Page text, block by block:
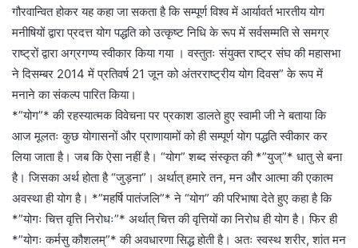
गौरवान्वित होकर यह कहा जा सकता है कि सम्पूर्ण विश्व में आर्यावर्त भारतीय योग
मनीषियों द्वारा प्रदत्त योग पद्धति को उत्कृष्ट निधि के रूप में सर्वसम्मति से समग्र
राष्ट्रों द्वारा अग्रगण्य स्वीकार किया गया । वस्तुतः संयुक्त राष्ट्र संघ की महासभा
ने दिसम्बर 2014 में प्रतिवर्ष 21 जून को अंतरराष्ट्रीय योग दिवस” के रूप में
मनाने का संकल्प पारित किया।
*”योग”* की रहस्यात्मक विवेचना पर प्रकाश डालते हुए स्वामी जी ने बताया कि
आज मूलतः कुछ योगासनों और प्राणायामों को ही सम्पूर्ण योग पद्धति स्वीकार कर
लिया जाता है। जब कि ऐसा नहीं है। “योग” शब्द संस्कृत की *”युज्”* धातु से बना
है। जिसका अर्थ होता है “जुड़ना”। अर्थात् हमारे तन, मन और आत्मा की एकात्म
अवस्था ही योग है। *”महर्षि पातंजलि”* ने “योग” की परिभाषा देते हुए कहा है कि
*”योगः चित्त वृत्ति निरोधः”* अर्थात् चित्त की वृत्तियों का निरोध ही योग है। फिर ही
*”योगः कर्मसु कौशलम्”* की अवधारणा सिद्ध होती है। अतः स्वस्थ शरीर, शांत मन